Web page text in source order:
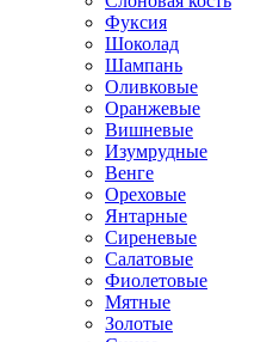
Фуксия
Шоколад
Шампань
Оливковые
Оранжевые
Вишневые
Изумрудные
Венге
Ореховые
Янтарные
Сиреневые
Салатовые
Фиолетовые
Мятные
Золотые